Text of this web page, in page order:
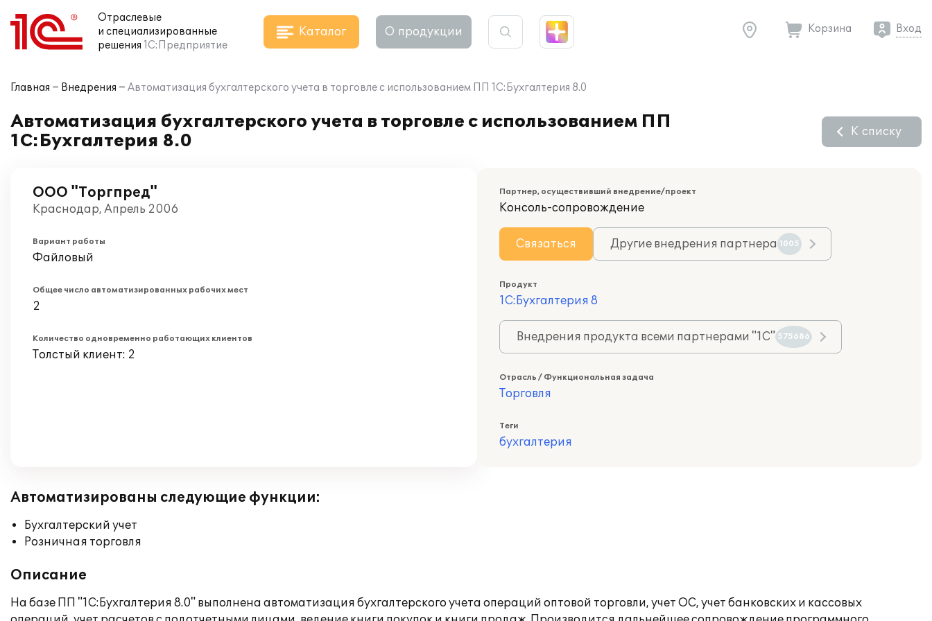
Отраслевые
и специализированные
решения 1С:Предприятие
Каталог О продукции Корзина Вход
Главная Внедрения Автоматизация бухгалтерского учета в торговле с использованием ПП 1С:Бухгалтерия 8.0
Автоматизация бухгалтерского учета в торговле с использованием ПП
1С:Бухгалтерия 8.0
К списку
ООО "Торгпред"
Краснодар, Апрель 2006
Вариант работы
Файловый
Общее число автоматизированных рабочих мест
2
Количество одновременно работающих клиентов
Толстый клиент: 2
Партнер, осуществивший внедрение/проект
Консоль-сопровождение
Связаться Другие внедрения партнера 1005
Продукт
1С:Бухгалтерия 8
Внедрения продукта всеми партнерами "1С" 575686
Отрасль / Функциональная задача
Торговля
Теги
бухгалтерия
Автоматизированы следующие функции:
Бухгалтерский учет
Розничная торговля
Описание
На базе ПП "1С:Бухгалтерия 8.0" выполнена автоматизация бухгалтерского учета операций оптовой торговли, учет ОС, учет банковских и кассовых